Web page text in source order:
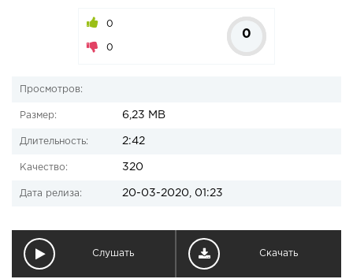
0
0
0
Просмотров:
Размер: 6,23 MB
Длительность: 2:42
Качество: 320
Дата релиза: 20-03-2020, 01:23
Слушать Скачать